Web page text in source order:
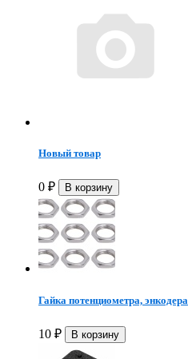
Новый товар
0 ₽
Гайка потенциометра, энкодера
10 ₽